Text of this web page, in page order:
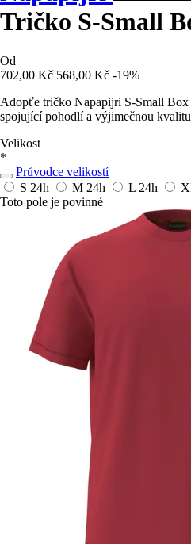
Tričko S-Small
Od
702,00 Kč 568,00 Kč -19%
Adopťe tričko Napapijri S-Small Box
spojující pohodlí a výjimečnou
Velikost
*
Průvodce velikostí
S 24h M 24h L 24h
Toto pole je povinné